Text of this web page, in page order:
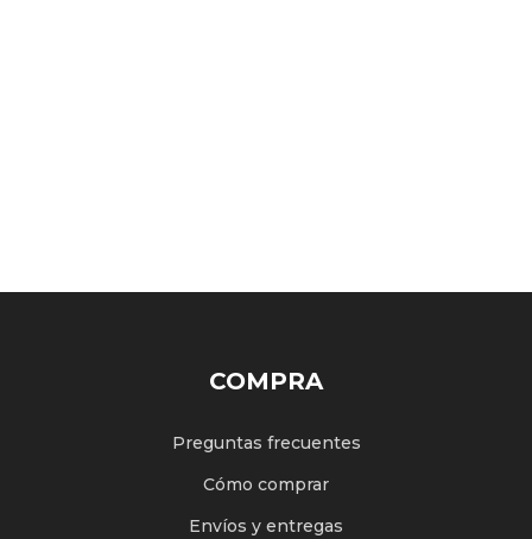
COMPRA
Preguntas frecuentes
Cómo comprar
Envíos y entregas